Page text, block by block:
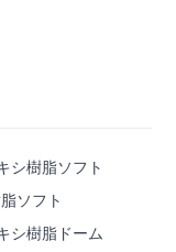
シ樹脂ソフト
ソフト
シ樹脂ドーム